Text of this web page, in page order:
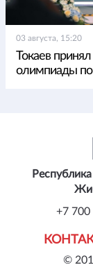
03 августа, 15:20
Токаев
олимпиады
©
+7